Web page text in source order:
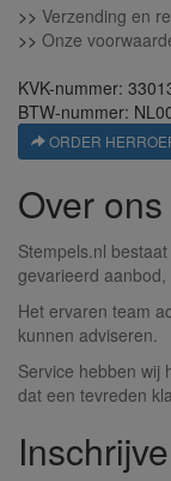
>> Verzending en
>> Onze
KVK-nummer:
BTW-nummer:
ORDER
Over ons
Stempels.nl
gevarieerd
Het ervaren team
kunnen adviseren.
Service hebben wij
dat een tevreden